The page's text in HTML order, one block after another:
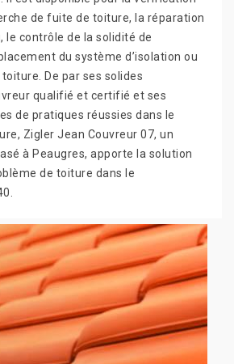
de fuite de toiture, la réparation
le contrôle de la solidité de
du système d’isolation ou
De par ses solides
qualifié et certifié et ses
de pratiques réussies dans le
Zigler Jean Couvreur 07, un
à Peaugres, apporte la solution
de toiture dans le